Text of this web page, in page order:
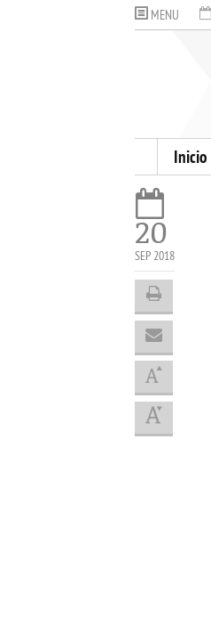
MENU
Inicio
20
SEP 2018